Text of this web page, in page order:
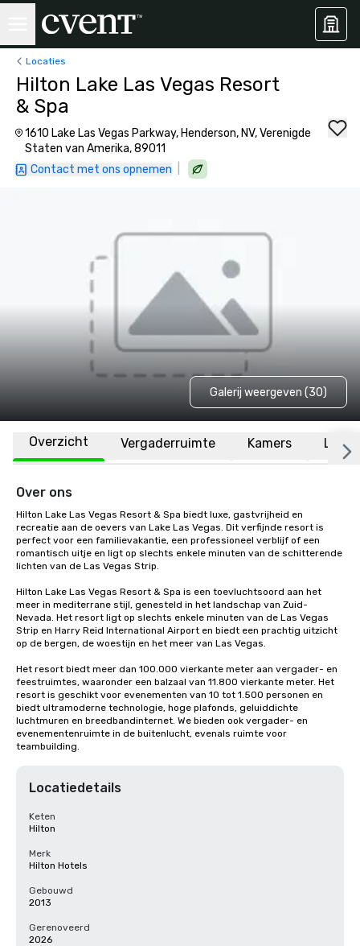
Locaties
Hilton Lake Las Vegas Resort
& Spa
1610 Lake Las Vegas Parkway, Henderson, NV, Verenigde
Staten van Amerika, 89011
Contact met ons opnemen
Galerij weergeven (30)
Overzicht Vergaderruimte Kamers
Over ons
Hilton Lake Las Vegas Resort & Spa biedt luxe, gastvrijheid en
recreatie aan de oevers van Lake Las Vegas. Dit verfijnde resort is
perfect voor een familievakantie, een professioneel verblijf of een
romantisch uitje en ligt op slechts enkele minuten van de schitterende
lichten van de Las Vegas Strip.
Hilton Lake Las Vegas Resort & Spa is een toevluchtsoord aan het
meer in mediterrane stijl, genesteld in het landschap van Zuid-
Nevada. Het resort ligt op slechts enkele minuten van de Las Vegas
Strip en Harry Reid International Airport en biedt een prachtig uitzicht
op de bergen, de woestijn en het meer van Las Vegas.
Het resort biedt meer dan 100.000 vierkante meter aan vergader- en
feestruimtes, waaronder een balzaal van 11.800 vierkante meter. Het
resort is geschikt voor evenementen van 10 tot 1.500 personen en
biedt ultramoderne technologie, hoge plafonds, geluiddichte
luchtmuren en breedbandinternet. We bieden ook vergader- en
evenementenruimte in de buitenlucht, evenals ruimte voor
teambuilding.
Locatiedetails
Keten
Hilton
Merk
Hilton Hotels
Gebouwd
2013
Gerenoveerd
2026